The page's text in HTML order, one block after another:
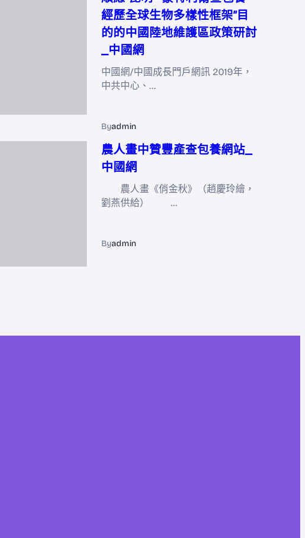
經歷全球生物多樣性框架”目
的的中國陸地維護區政策研討
_中國網
中國網/中國成長門戶網訊 2019年，
中共中心、…
Byadmin
農人畫中贊豐產查包養網站_
中國網
農人畫《俏金秋》（趙慶玲繪，
劉燕供給） …
Byadmin